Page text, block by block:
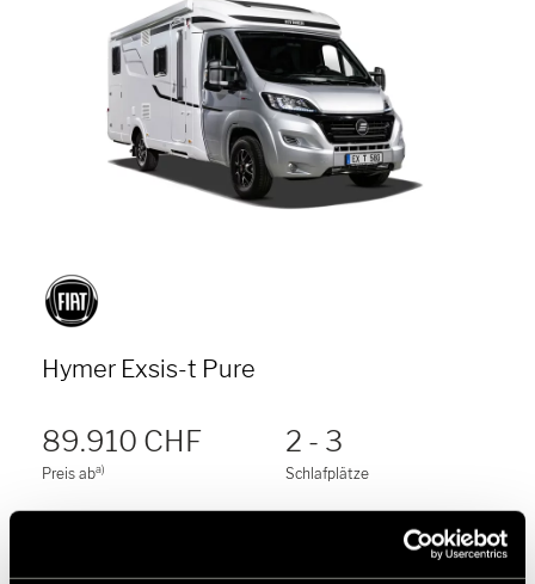
Hymer Exsis-t Pure
89.910 CHF
Preis aba)
2 - 3
Schlafplätze
Länge ab
Technisch zulässige